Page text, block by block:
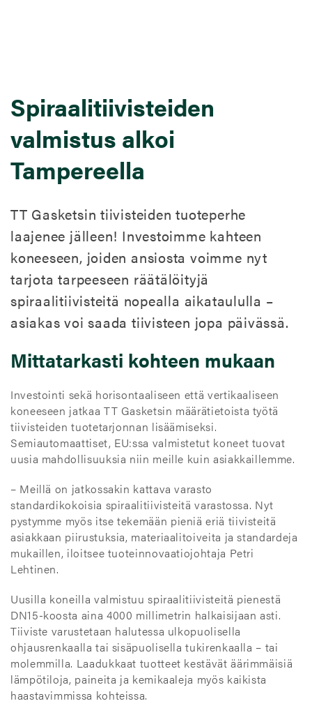
Spiraalitiivisteiden
valmistus alkoi
Tampereella
TT Gasketsin tiivisteiden tuoteperhe
laajenee jälleen! Investoimme kahteen
koneeseen, joiden ansiosta voimme nyt
tarjota tarpeeseen räätälöityjä
spiraalitiivisteitä nopealla aikataululla –
asiakas voi saada tiivisteen jopa päivässä.
Mittatarkasti kohteen mukaan
Investointi sekä horisontaaliseen että vertikaaliseen
koneeseen jatkaa TT Gasketsin määrätietoista työtä
tiivisteiden tuotetarjonnan lisäämiseksi.
Semiautomaattiset, EU:ssa valmistetut koneet tuovat
uusia mahdollisuuksia niin meille kuin asiakkaillemme.
– Meillä on jatkossakin kattava varasto
standardikokoisia spiraalitiivisteitä varastossa. Nyt
pystymme myös itse tekemään pieniä eriä tiivisteitä
asiakkaan piirustuksia, materiaalitoiveita ja standardeja
mukaillen, iloitsee tuoteinnovaatiojohtaja Petri
Lehtinen.
Uusilla koneilla valmistuu spiraalitiivisteitä pienestä
DN15-koosta aina 4000 millimetrin halkaisijaan asti.
Tiiviste varustetaan halutessa ulkopuolisella
ohjausrenkaalla tai sisäpuolisella tukirenkaalla – tai
molemmilla. Laadukkaat tuotteet kestävät äärimmäisiä
lämpötiloja, paineita ja kemikaaleja myös kaikista
haastavimmissa kohteissa.